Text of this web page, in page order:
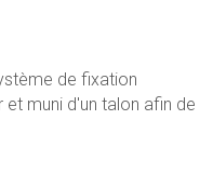
de fixation
muni d'un talon afin de